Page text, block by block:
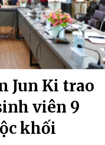
Jun Ki trao
viên 9
khối